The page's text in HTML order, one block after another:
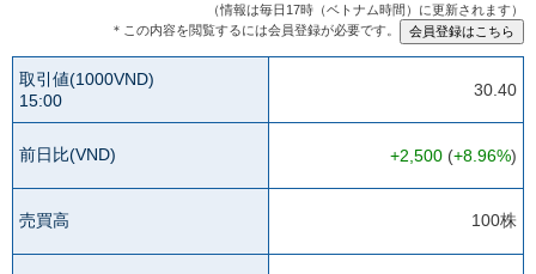
（情報は毎日17時（ベトナム時間）に更新されます）
＊この内容を閲覧するには会員登録が必要です。
取引値(1000VND)
15:00
30.40
前日比(VND) +2,500 (+8.96%)
売買高 100株